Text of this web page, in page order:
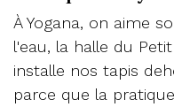
À Yogana, on aime
l'eau, la halle du
installe nos tapis
parce que la